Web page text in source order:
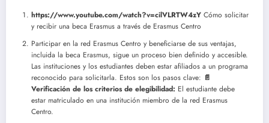
https://www.youtube.com/watch?v=cilVLRTW4zY Cómo solicitar
y recibir una beca Erasmus a través de Erasmus Centro
Participar en la red Erasmus Centro y beneficiarse de sus ventajas,
incluida la beca Erasmus, sigue un proceso bien definido y accesible.
Las instituciones y los estudiantes deben estar afiliados a un programa
reconocido para solicitarla. Estos son los pasos clave: 📄
Verificación de los criterios de elegibilidad: El estudiante debe
estar matriculado en una institución miembro de la red Erasmus
Centro.